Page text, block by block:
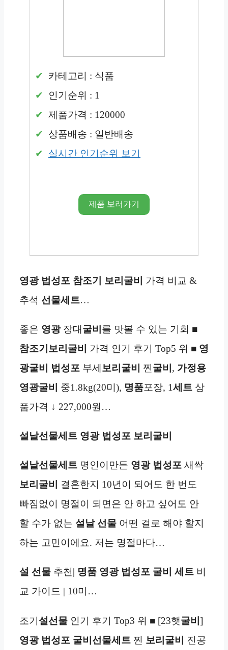
카테고리 : 식품
인기순위 : 1
제품가격 : 120000
상품배송 : 일반배송
실시간 인기순위 보기
제품 보러가기
영광 법성포 참조기 보리굴비
가격 비교 &
추석 선물세트…
좋은 영광장대굴비 를 맛볼 수 있는 기회 ■
참조기 보리굴비 가격 인기 후기 Top5 위 ■ 영
광굴비 법성포 부세보리굴비 찐굴비 , 가정용
영광굴비 중1.8kg(20미), 명품포장, 1세트 상
품가격 ↓ 227,000원…
설날선물세트 영광 법성포 보리굴비
설날선물세트 명인이만든 영광 법성포 새싹
보리굴비
결혼한지 10년이 되어도 한 번도
빠짐없이 명절이 되면은 안 하고 싶어도 안
할 수가 없는 설날 선물 어떤 걸로 해야 할지
하는 고민이에요. 저는 명절마다…
설 선물 추천| 명품 영광 법성포 굴비 세트 비
교 가이드 | 10미…
조기설선물 인기 후기 Top3 위 ■ [23햇굴비 ]
영광 법성포 굴비 선물세트 찐 보리굴비 진공